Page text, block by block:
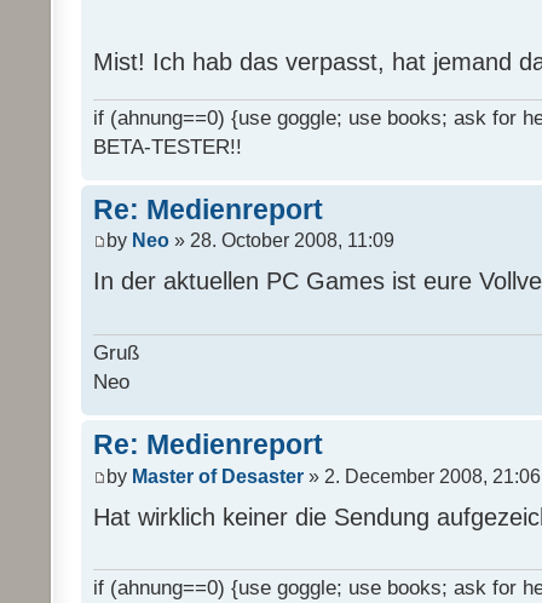
Mist! Ich hab das verpasst, hat jemand
if (ahnung==0) {use goggle; use books; ask for
BETA-TESTER!!
Re: Medienreport
by Neo » 28. October 2008, 11:09
In der aktuellen PC Games ist eure
Gruß
Neo
Re: Medienreport
by Master of Desaster » 2. December 2008, 21:06
Hat wirklich keiner die Sendung
if (ahnung==0) {use goggle; use books; ask for